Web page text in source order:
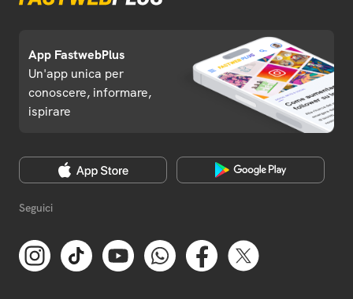
App FastwebPlus
Un'app unica per
conoscere, informare,
ispirare
Seguici